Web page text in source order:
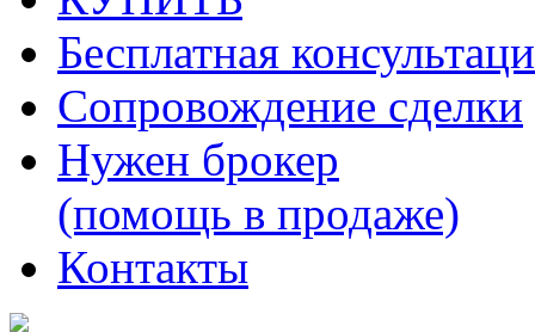
Бесплатная
Сопровождение сделки
Нужен брокер
(помощь в продаже)
Контакты